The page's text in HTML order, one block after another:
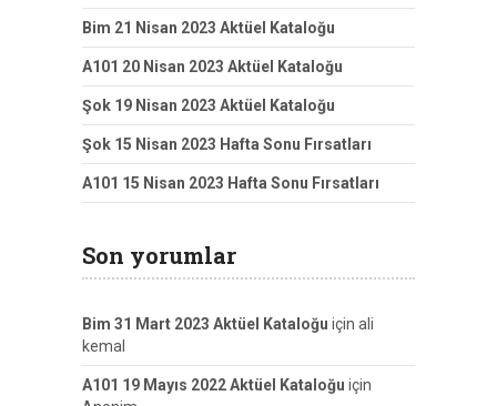
Bim 21 Nisan 2023 Aktüel Kataloğu
A101 20 Nisan 2023 Aktüel Kataloğu
Şok 19 Nisan 2023 Aktüel Kataloğu
Şok 15 Nisan 2023 Hafta Sonu Fırsatları
A101 15 Nisan 2023 Hafta Sonu Fırsatları
Son yorumlar
Bim 31 Mart 2023 Aktüel Kataloğu için ali
kemal
A101 19 Mayıs 2022 Aktüel Kataloğu için